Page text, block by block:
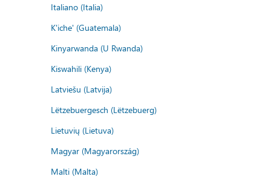
Italiano (Italia)
K'iche' (Guatemala)
Kinyarwanda (U Rwanda)
Kiswahili (Kenya)
Latviešu (Latvija)
Lëtzebuergesch (Lëtzebuerg)
Lietuvių (Lietuva)
Magyar (Magyarország)
Malti (Malta)